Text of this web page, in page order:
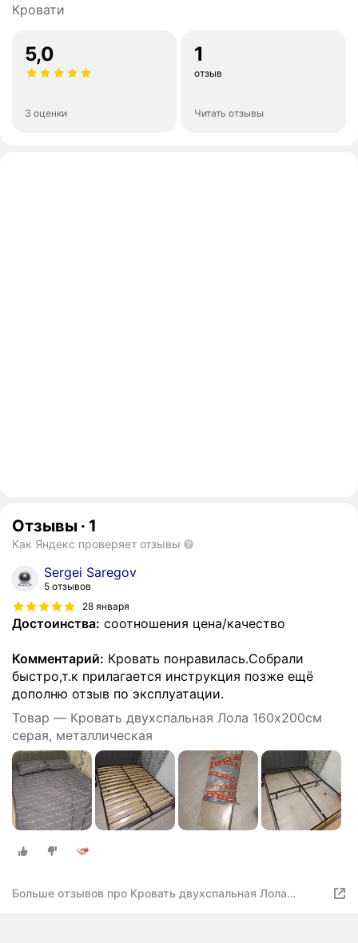
Кровати
5,0
3 оценки
1
отзыв
Читать отзывы
Отзывы · 1
Как Яндекс проверяет отзывы
Sergei Saregov
5 отзывов
28 января
Достоинства: соотношения цена/качество
Комментарий: Кровать понравилась.Собрали
быстро,т.к прилагается инструкция позже ещё
дополню отзыв по эксплуатации.
Товар — Кровать двухспальная Лола 160х200см
серая, металлическая
Больше отзывов про Кровать двухспальная Лола